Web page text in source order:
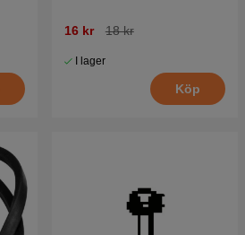
16 kr 18 kr
I lager
Köp